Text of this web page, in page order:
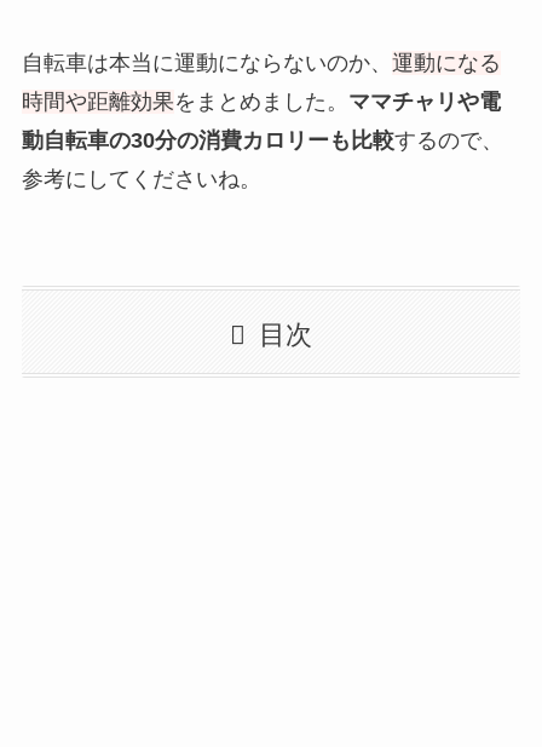
自転車は本当に運動にならないのか、 運動になる
時間や距離効果をまとめました。 ママチャリや電
動自転車の30分の消費カロリーも比較するので、
参考にしてくださいね。
目次